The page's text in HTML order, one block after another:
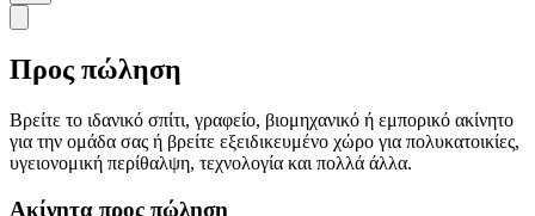
Προς πώληση
Βρείτε το ιδανικό σπίτι, γραφείο, βιομηχανικό ή εμπορικό ακίνητο
για την ομάδα σας ή βρείτε εξειδικευμένο χώρο για πολυκατοικίες,
υγειονομική περίθαλψη, τεχνολογία και πολλά άλλα.
Ακίνητα προς πώληση